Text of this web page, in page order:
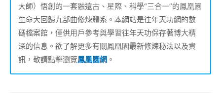
大師）悟創的一套融遠古、星際、科學“三合一”的鳳凰園
生命大回歸九部曲修煉體系。本網站是往年天功網的數
碼檔案館，僅供用戶參考與學習往年天功保存著博大精
深的信息。欲了解更多有關鳳凰園最新修煉秘法以及資
訊，敬請點擊瀏覽鳳凰園網 。